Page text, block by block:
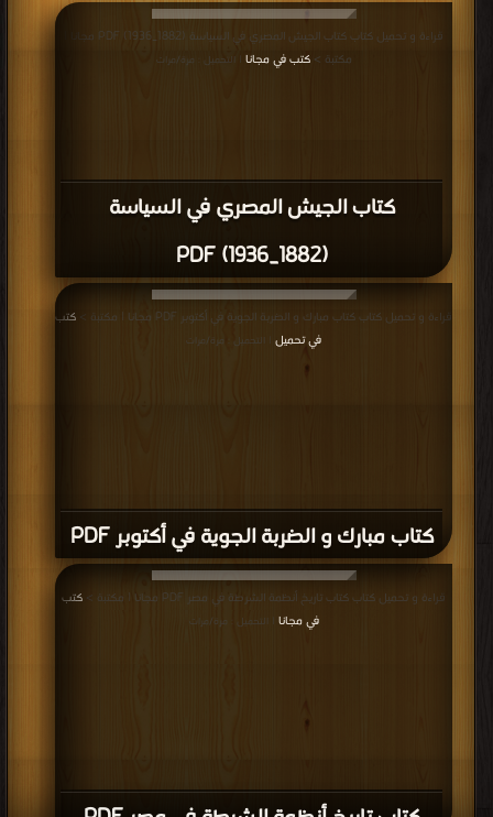
كتاب الجيش المصري في السياسة
(1882_1936) PDF
قراءة و تحميل كتاب كتاب الجيش المصري في السياسة (1882_1936) PDF مجانا |
مكتبة >كتب في مجانا | التحميل : مرة/مرات
كتاب مبارك و الضربة الجوية في أكتوبر PDF
قراءة و تحميل كتاب كتاب مبارك و الضربة الجوية في أكتوبر PDF مجانا | مكتبة >
كتب
في تحميل
| التحميل : مرة/مرات
قراءة و تحميل كتاب كتاب تاريخ أنظمة الشرطة في مصر PDF مجانا | مكتبة >
كتب
في مجانا | التحميل : مرة/مرات